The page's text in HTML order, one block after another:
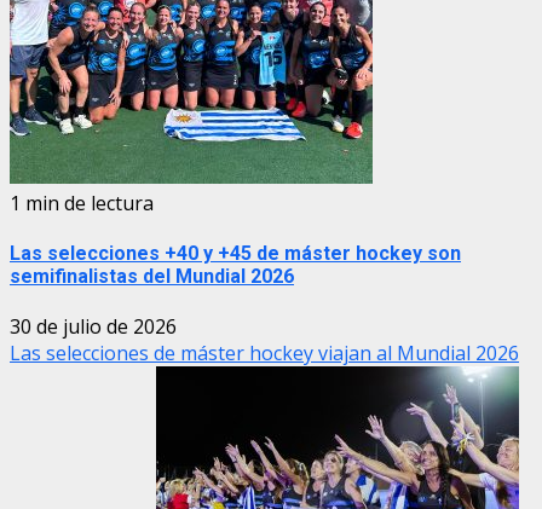
1 min de lectura
Las selecciones +40 y +45 de máster hockey son
semifinalistas del Mundial 2026
30 de julio de 2026
Las selecciones de máster hockey viajan al Mundial 2026